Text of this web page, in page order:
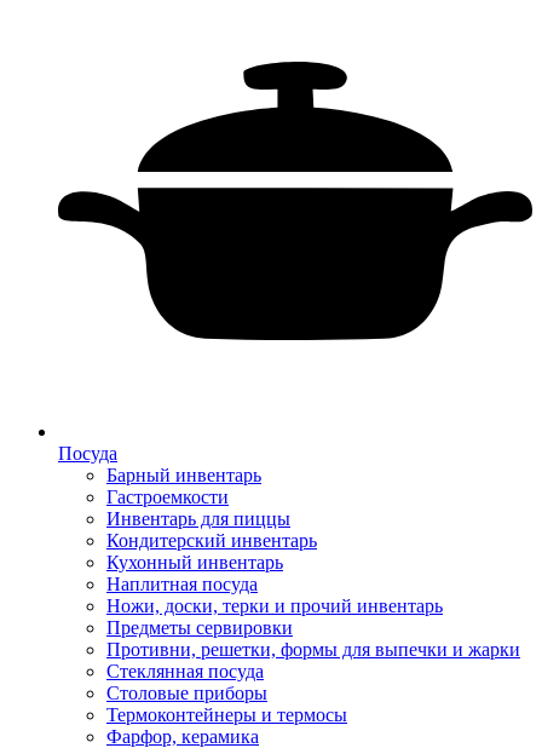
Посуда
Барный инвентарь
Гастроемкости
Инвентарь для пиццы
Кондитерский инвентарь
Кухонный инвентарь
Наплитная посуда
Ножи, доски, терки и прочий инвентарь
Предметы сервировки
Противни, решетки, формы для выпечки и жарки
Стеклянная посуда
Столовые приборы
Термоконтейнеры и термосы
Фарфор, керамика